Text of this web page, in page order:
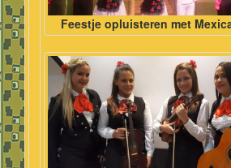
Feestje opluisteren met